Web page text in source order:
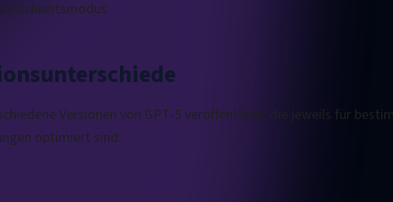
Versionen von GPT-5 veröffentlicht, die jeweils für
optimiert sind: